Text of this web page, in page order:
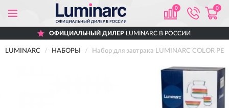
0 0
ОФИЦИАЛЬНЫЙ ДИЛЕР LUMINARC В РОССИИ
LUMINARC НАБОРЫ Набор для завтрака LUMINARC COLOR